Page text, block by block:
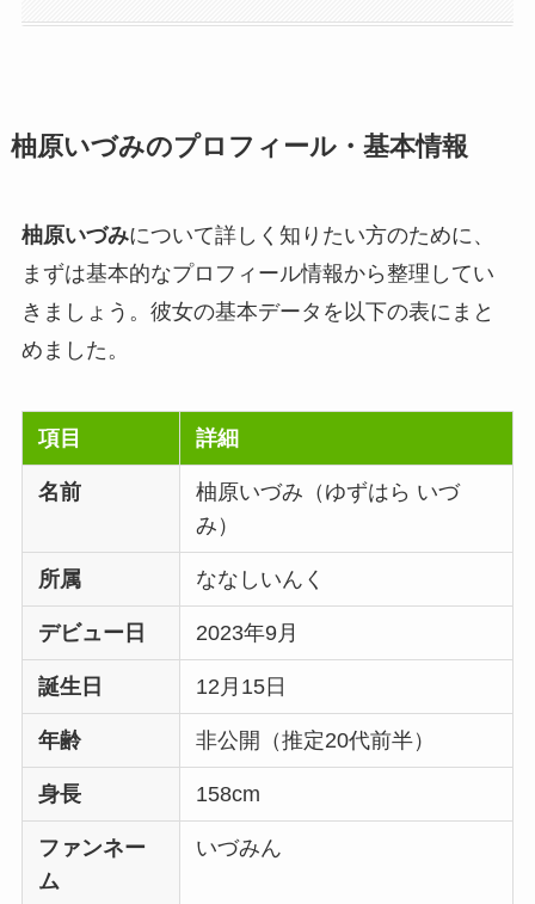
柚原いづみのプロフィール・基本情報
柚原いづみについて詳しく知りたい方のために、
まずは基本的なプロフィール情報から整理してい
きましょう。彼女の基本データを以下の表にまと
めました。
項目 詳細
名前
柚原いづみ（ゆずはら いづ
み）
所属 ななしいんく
デビュー日 2023年9月
誕生日 12月15日
年齢 非公開（推定20代前半）
身長 158cm
ファンネー
ム
いづみん